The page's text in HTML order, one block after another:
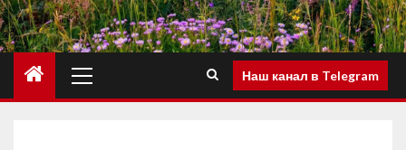
Наш канал в Telegram